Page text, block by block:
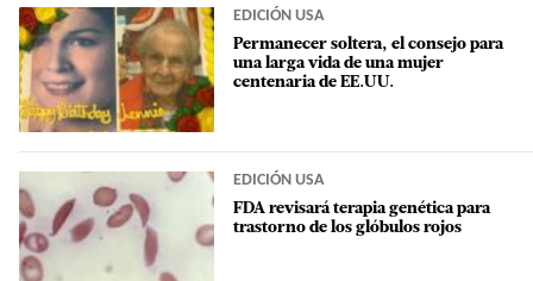
EDICIÓN USA
Permanecer soltera, el consejo para
una larga vida de una mujer
centenaria de EE.UU.
EDICIÓN USA
FDA revisará terapia genética para
trastorno de los glóbulos rojos